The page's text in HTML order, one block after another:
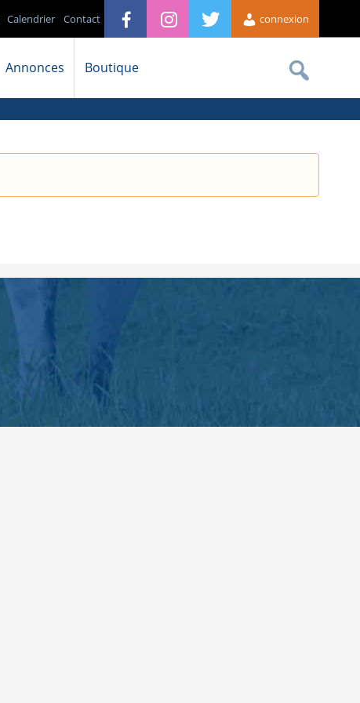
connexion
Contact
Calendrier
Annonces Boutique